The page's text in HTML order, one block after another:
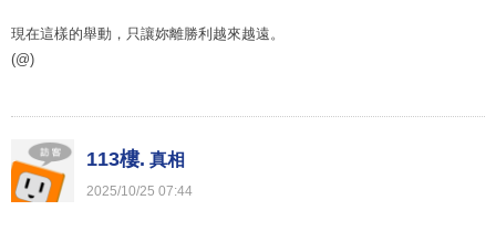
現在這樣的舉動，只讓妳離勝利越來越遠。
(@)
113樓. 真相
2025/10/25 07:44